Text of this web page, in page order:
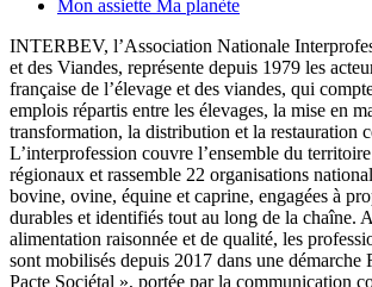
Mon assiette Ma planète
INTERBEV, l’Association Nationale
et des Viandes, représente depuis 1979 les
française de l’élevage et des viandes, qui
emplois répartis entre les élevages, la mise en
transformation, la distribution et la restauration
L’interprofession couvre l’ensemble du
régionaux et rassemble 22 organisations
bovine, ovine, équine et caprine, engagées à
durables et identifiés tout au long de la chaîne.
alimentation raisonnée et de qualité, les
sont mobilisés depuis 2017 dans une démarche
Pacte Sociétal », portée par la communication